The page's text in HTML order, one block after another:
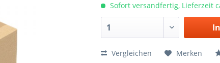
Sofort versandfertig, Lieferzeit
Vergleichen Merken